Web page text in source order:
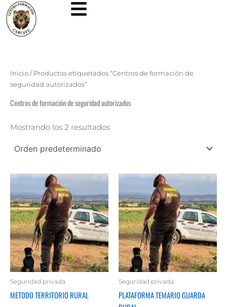
contenido
Inicio/ Productos etiquetados “Centros de formación de
seguridad autorizados”
Centros de formación de seguridad autorizados
Mostrando los 2 resultados
Seguridad privada
METODO TERRITORIO RURAL
Seguridad privada
PLATAFORMA TEMARIO GUARDA